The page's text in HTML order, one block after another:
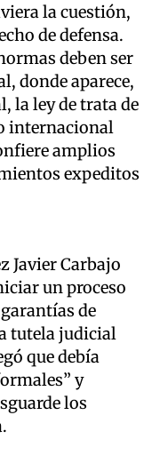
la cuestión,
de defensa.
deben ser
donde aparece,
la ley de trata de
internacional
amplios
expeditos
Javier Carbajo
un proceso
de
tutela judicial
que debía
y
los